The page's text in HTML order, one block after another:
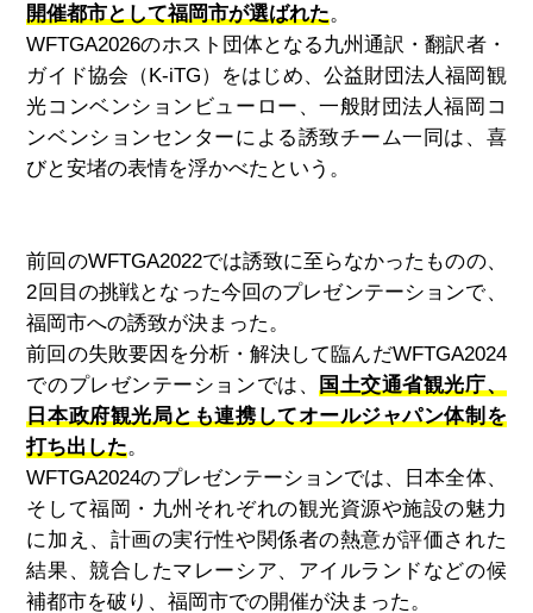
開催都市として福岡市が選ばれた。
WFTGA2026のホスト団体となる九州通訳・翻訳者・
ガイド協会（K-iTG）をはじめ、公益財団法人福岡観
光コンベンションビューロー、一般財団法人福岡コ
ンベンションセンターによる誘致チーム一同は、喜
びと安堵の表情を浮かべたという。
前回のWFTGA2022では誘致に至らなかったものの、
2回目の挑戦となった今回のプレゼンテーションで、
福岡市への誘致が決まった。
前回の失敗要因を分析・解決して臨んだWFTGA2024
でのプレゼンテーションでは、
国土交通省観光庁、
日本政府観光局とも連携してオールジャパン体制を
打ち出した。
WFTGA2024のプレゼンテーションでは、日本全体、
そして福岡・九州それぞれの観光資源や施設の魅力
に加え、計画の実行性や関係者の熱意が評価された
結果、競合したマレーシア、アイルランドなどの候
補都市を破り、福岡市での開催が決まった。